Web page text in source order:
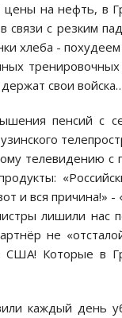
на нефть, в
с резким
хлеба - похудеем
свои
пенсий с
телевидению
и вся причина!»
лишили нас
не
США! Которые в
каждый день